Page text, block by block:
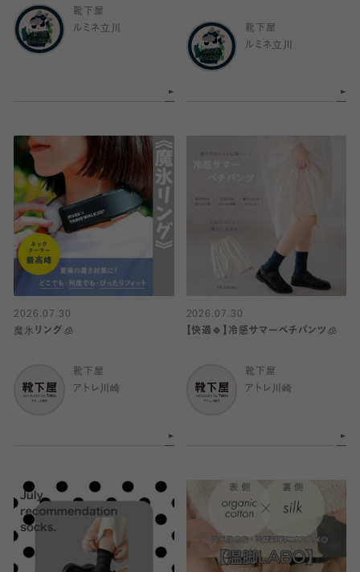
靴下屋
ルミネ立川
靴下屋
ルミネ立川
2026.07.30
魔氷リング🧊
靴下屋
アトレ川崎
2026.07.30
【快適🍀】冷感サマーペチパンツ🧊
靴下屋
アトレ川崎